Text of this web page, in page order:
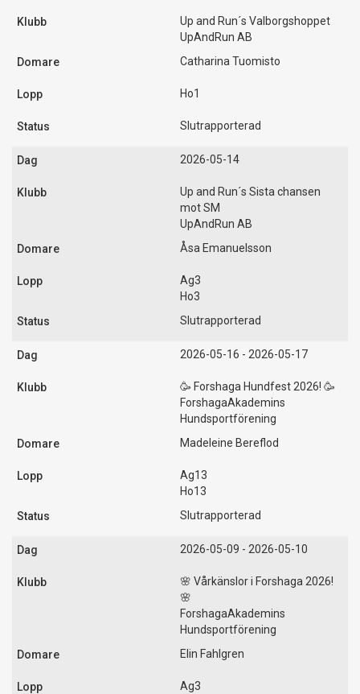
Up and Run´s Valborgshoppet
UpAndRun AB
Catharina Tuomisto
Ho1
Slutrapporterad
2026-05-14
Up and Run´s Sista chansen
mot SM
UpAndRun AB
Åsa Emanuelsson
Ag3
Ho3
Slutrapporterad
2026-05-16 - 2026-05-17
🥳 Forshaga Hundfest 2026! 🥳
ForshagaAkademins
Hundsportförening
Madeleine Bereflod
Ag13
Ho13
Slutrapporterad
2026-05-09 - 2026-05-10
🌸 Vårkänslor i Forshaga 2026!
🌸
ForshagaAkademins
Hundsportförening
Elin Fahlgren
Ag3